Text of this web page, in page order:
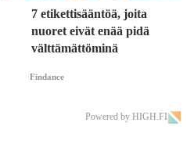
7 etikettisääntöä, joita
nuoret eivät enää pidä
välttämättöminä
Findance
Powered by HIGH.FI